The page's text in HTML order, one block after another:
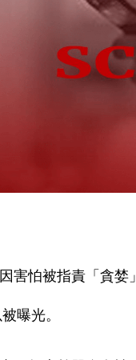
因害怕被指責「貪
曝光。